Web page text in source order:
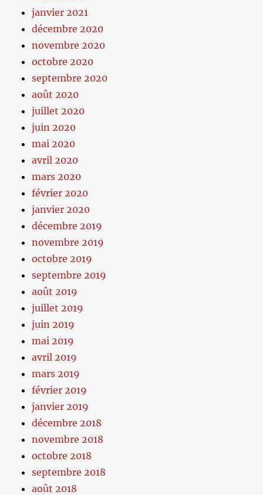
janvier 2021
décembre 2020
novembre 2020
octobre 2020
septembre 2020
août 2020
juillet 2020
juin 2020
mai 2020
avril 2020
mars 2020
février 2020
janvier 2020
décembre 2019
novembre 2019
octobre 2019
septembre 2019
août 2019
juillet 2019
juin 2019
mai 2019
avril 2019
mars 2019
février 2019
janvier 2019
décembre 2018
novembre 2018
octobre 2018
septembre 2018
août 2018